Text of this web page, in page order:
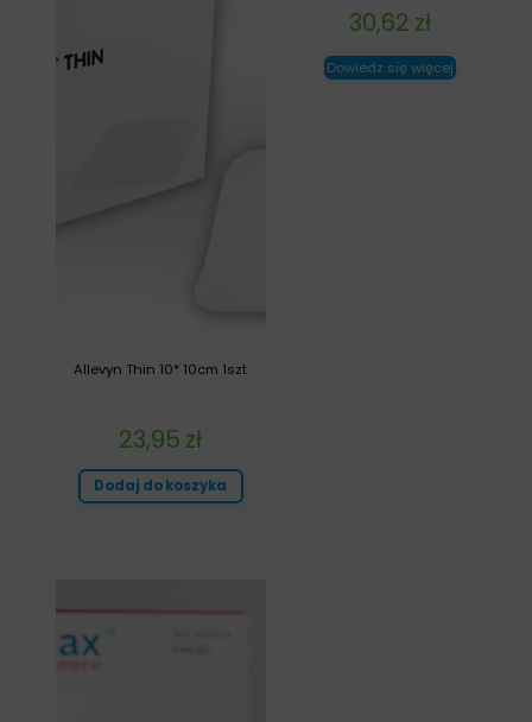
30,62 zł
Dowiedz się więcej
Allevyn Thin 10* 10cm 1szt
23,95 zł
Dodaj do koszyka